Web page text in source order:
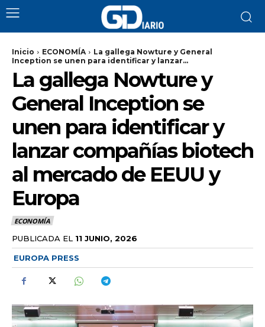
Inicio ECONOMÍA
La gallega Nowture y General
Inception se unen para identificar y lanzar...
La gallega Nowture y
General Inception se
unen para identificar y
lanzar compañías biotech
al mercado de EEUU y
Europa
ECONOMÍA
PUBLICADA EL 11 JUNIO, 2026
EUROPA PRESS